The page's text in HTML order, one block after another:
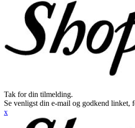
Tak for din tilmelding.
Se venligst din e-mail og godkend linket,
x